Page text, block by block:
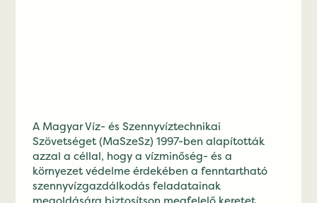
A Magyar Víz- és Szennyvíztechnikai
Szövetséget (MaSzeSz) 1997-ben alapították
azzal a céllal, hogy a vízminőség- és a
környezet védelme érdekében a fenntartható
szennyvízgazdálkodás feladatainak